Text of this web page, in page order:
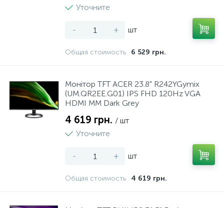
Уточните
- + шт
Общая стоимость 6 529 грн.
Монiтор TFT ACER 23.8" R242YGymix
(UM.QR2EE.G01) IPS FHD 120Hz VGA
HDMI MM Dark Grey
4 619 грн. / шт
Уточните
- + шт
Общая стоимость 4 619 грн.